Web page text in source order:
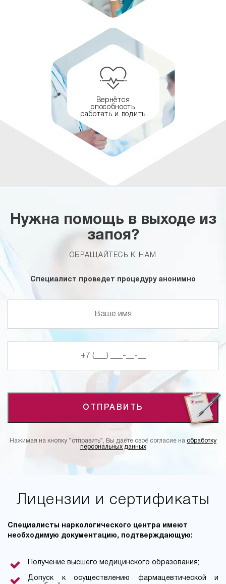
Вернётся
способность
работать и водить
Нужна помощь в выходе из
запоя?
ОБРАЩАЙТЕСЬ К НАМ
Специалист проведет процедуру анонимно
ОТПРАВИТЬ
Нажимая на кнопку ”отправить”, Вы даёте своё согласие на обработку
персональных данных
Лицензии и сертификаты
Специалисты наркологического центра имеют
необходимую документацию, подтверждающую:
Получение высшего медицинского образования;
Допуск к осуществлению фармацевтической и